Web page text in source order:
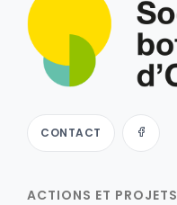
CONTACT
ACTIONS ET PROJETS